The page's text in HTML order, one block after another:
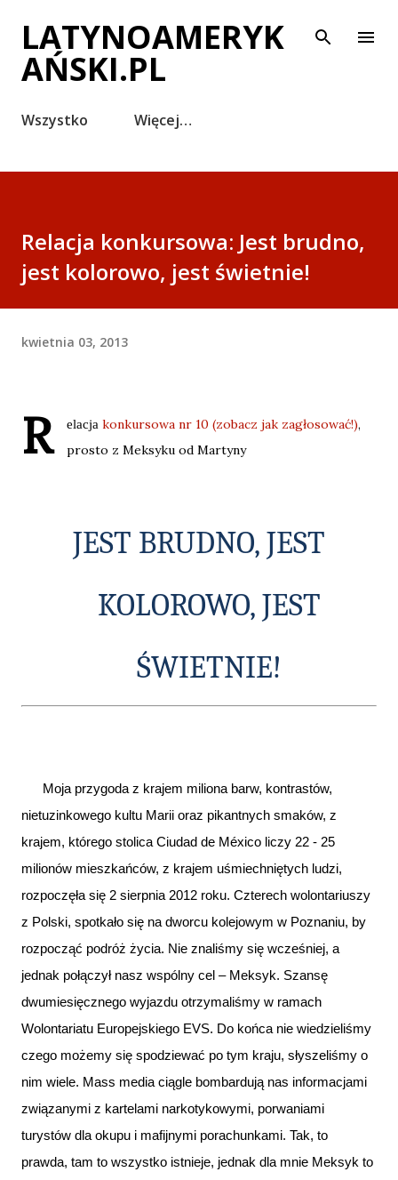
Przejdź do głównej zawartości
LATYNOAMERYK
AŃSKI.PL
Wszystko Więcej…
Relacja konkursowa: Jest brudno,
jest kolorowo, jest świetnie!
kwietnia 03, 2013
R elacja konkursowa nr 10 (zobacz jak zagłosować!),
prosto z Meksyku od Martyny
JEST BRUDNO, JEST
KOLOROWO, JEST
ŚWIETNIE!
Moja przygoda z krajem miliona barw, kontrastów,
nietuzinkowego kultu Marii oraz pikantnych smaków, z
krajem, którego stolica Ciudad de México liczy 22 - 25
milionów mieszkańców, z krajem uśmiechniętych ludzi,
rozpoczęła się 2 sierpnia 2012 roku. Czterech wolontariuszy
z Polski, spotkało się na dworcu kolejowym w Poznaniu, by
rozpocząć podróż życia. Nie znaliśmy się wcześniej, a
jednak połączył nasz wspólny cel – Meksyk. Szansę
dwumiesięcznego wyjazdu otrzymaliśmy w ramach
Wolontariatu Europejskiego EVS. Do końca nie wiedzieliśmy
czego możemy się spodziewać po tym kraju, słyszeliśmy o
nim wiele. Mass media ciągle bombardują nas informacjami
związanymi z kartelami narkotykowymi, porwaniami
turystów dla okupu i mafijnymi porachunkami. Tak, to
prawda, tam to wszystko istnieje, jednak dla mnie Meksyk to